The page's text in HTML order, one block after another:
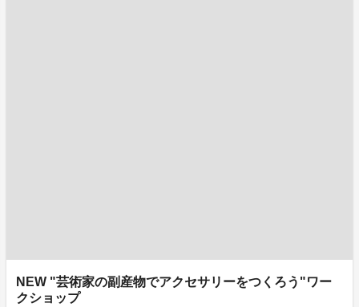
NEW "芸術家の副産物でアクセサリーをつくろう"ワー
クショップ